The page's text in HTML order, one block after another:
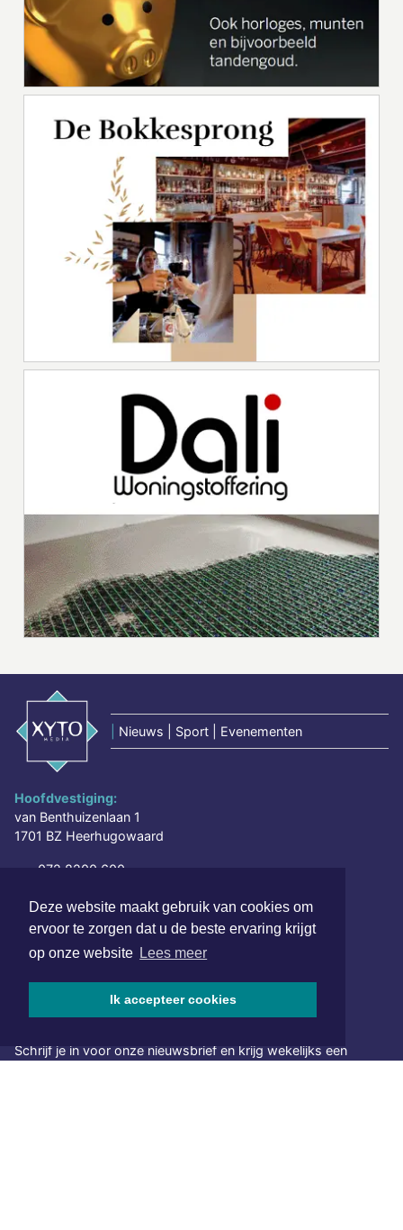
Deze website maakt gebruik van cookies om
ervoor te zorgen dat u de beste ervaring krijgt
op onze website Lees meer
Ik accepteer cookies
Nieuws | Sport | Evenementen
Hoofdvestiging:
van Benthuizenlaan 1
1701 BZ Heerhugowaard
072 8200 600
www.xyto.nl
SOCIAL MEDIA
NIEUWSBRIEF AANMELDEN
Schrijf je in voor onze nieuwsbrief en krijg wekelijks een